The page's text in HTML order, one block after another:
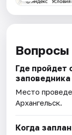
Вопросы
Где пройдет
Место
Архангельск.
Когда